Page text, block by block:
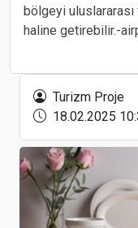
bölgeyi
haline getirebilir.-
Turizm Proje
18.02.2025
Turizmde
Radisson Otel
giden